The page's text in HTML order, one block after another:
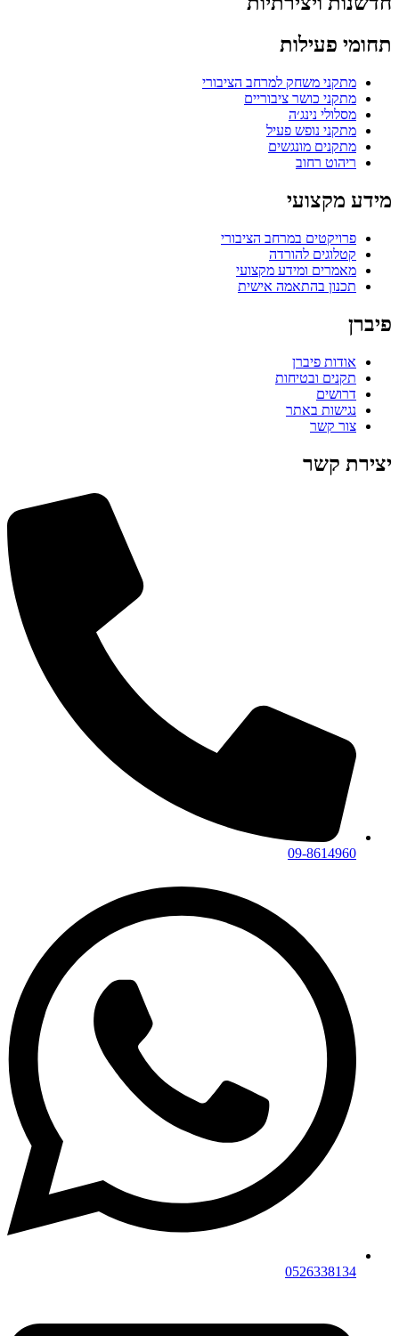
תחומי פעילות
מתקני משחק למרחב הציבורי
מתקני כושר ציבוריים
מסלולי נינג׳ה
מתקני נופש פעיל
מתקנים מונגשים
ריהוט רחוב
מידע מקצועי
פרויקטים במרחב הציבורי
קטלוגים להורדה
מאמרים ומידע מקצועי
תכנון בהתאמה אישית
פיברן
אודות פיברן
תקנים ובטיחות
דרושים
נגישות באתר
צור קשר
יצירת קשר
09-8614960
0526338134